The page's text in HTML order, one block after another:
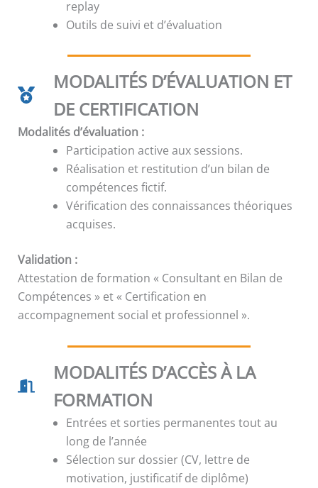
replay
Outils de suivi et d’évaluation
MODALITÉS D’ÉVALUATION ET
DE CERTIFICATION
Modalités d’évaluation :
Participation active aux sessions.
Réalisation et restitution d’un bilan de
compétences fictif.
Vérification des connaissances théoriques
acquises.
Validation :
Attestation de formation « Consultant en Bilan de
Compétences » et « Certification en
accompagnement social et professionnel ».
MODALITÉS D’ACCÈS À LA
FORMATION
Entrées et sorties permanentes tout au
long de l’année
Sélection sur dossier (CV, lettre de
motivation, justificatif de diplôme)